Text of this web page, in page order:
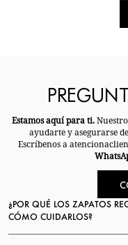
Estamos aquí para ti.
ayudarte y asegurarse
Escríbenos a
¿POR QUÉ LOS ZAPATOS
CÓMO CUIDARLOS?